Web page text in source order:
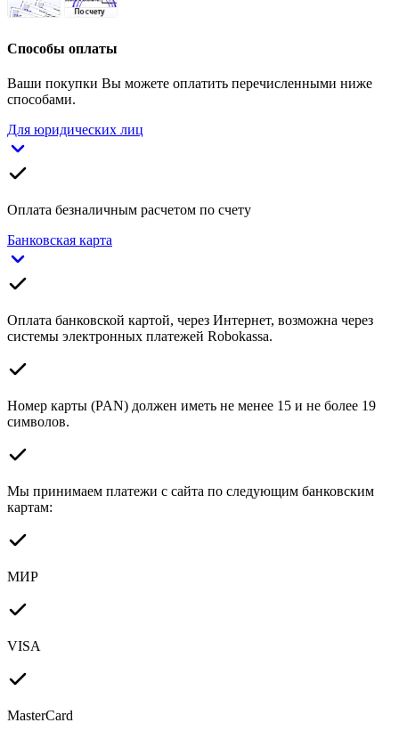
Способы оплаты
Ваши покупки Вы можете оплатить перечисленными ниже
способами.
Для юридических лиц
Оплата безналичным расчетом по счету
Банковская карта
Оплата банковской картой, через Интернет, возможна через
системы электронных платежей Robokassa.
Номер карты (PAN) должен иметь не менее 15 и не более 19
символов.
Мы принимаем платежи с сайта по следующим банковским
картам:
МИР
VISA
MasterCard